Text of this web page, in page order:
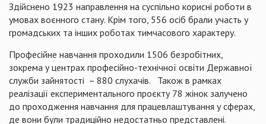
Здійснено 1923 направлення на суспільно корисні роботи в
умовах воєнного стану. Крім того, 556 осіб брали участь у
громадських та інших роботах тимчасового характеру.
Професійне навчання проходили 1506 безробітних,
зокрема у центрах професійно-технічної освіти Державної
служби зайнятості – 880 слухачів. Також в рамках
реалізації експериментального проєкту 78 жінок залучено
до проходження навчання для працевлаштування у сферах,
де вони були традиційно недостатньо представлені.